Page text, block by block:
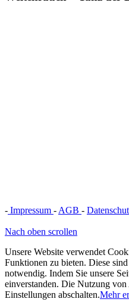
- Impressum - AGB -
Nach oben scrollen
Unsere Website verwendet
Funktionen zu bieten. Diese
notwendig. Indem Sie unsere
einverstanden. Die Nutzung
Einstellungen abschalten.Mehr